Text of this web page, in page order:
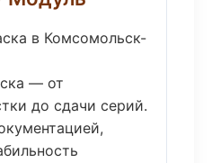
в Комсомольск-
— от
до сдачи серий.